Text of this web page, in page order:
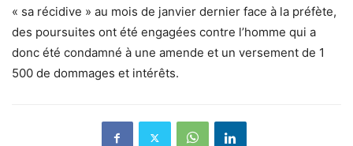
« sa récidive » au mois de janvier dernier face à la préfète,
des poursuites ont été engagées contre l’homme qui a
donc été condamné à une amende et un versement de 1
500 de dommages et intérêts.